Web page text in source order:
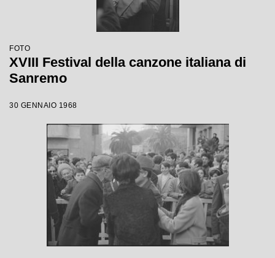
FOTO
XVIII Festival della canzone italiana di
Sanremo
30 GENNAIO 1968